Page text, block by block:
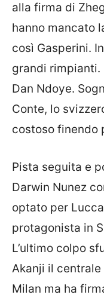
alla firma di
hanno mancato
così Gasperini.
grandi rimpianti.
Dan Ndoye.
Conte, lo
costoso finendo
Pista seguita e
Darwin Nunez
optato per
protagonista in
L’ultimo colpo
Akanji il
Milan ma ha